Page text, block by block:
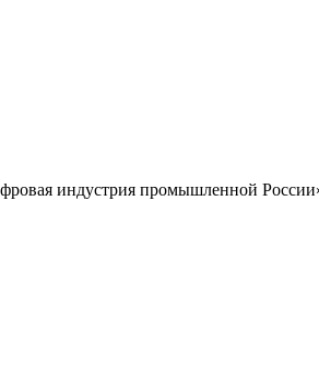
индустрия промышленной